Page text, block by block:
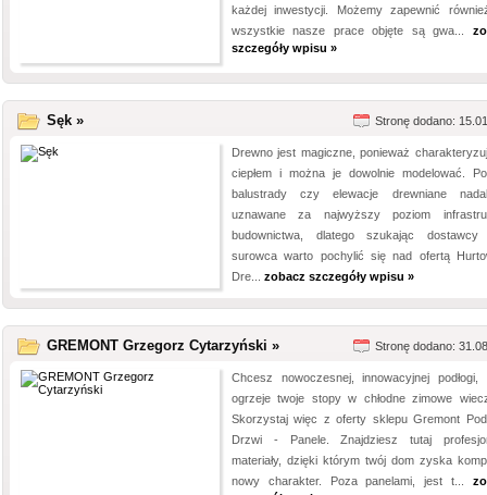
każdej inwestycji. Możemy zapewnić
wszystkie nasze prace objęte są gwa...
szczegóły wpisu »
Sęk » Stronę dodano:
Drewno jest magiczne, ponieważ
ciepłem i można je dowolnie modelować.
balustrady czy elewacje drewniane
uznawane za najwyższy poziom
budownictwa, dlatego szukając dostawcy
surowca warto pochylić się nad ofertą
Dre... zobacz szczegóły wpisu »
GREMONT Grzegorz Cytarzyński » Stronę dodano:
Chcesz nowoczesnej, innowacyjnej podłogi,
ogrzeje twoje stopy w chłodne zimowe
Skorzystaj więc z oferty sklepu Gremont
Drzwi - Panele. Znajdziesz tutaj
materiały, dzięki którym twój dom zyska
nowy charakter. Poza panelami, jest t...